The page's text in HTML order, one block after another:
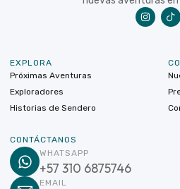
EXPLORA
Próximas Aventuras
Exploradores
Historias de Sendero
CONTÁCTANOS
WHATSAPP
+57 310 6875746
EMAIL